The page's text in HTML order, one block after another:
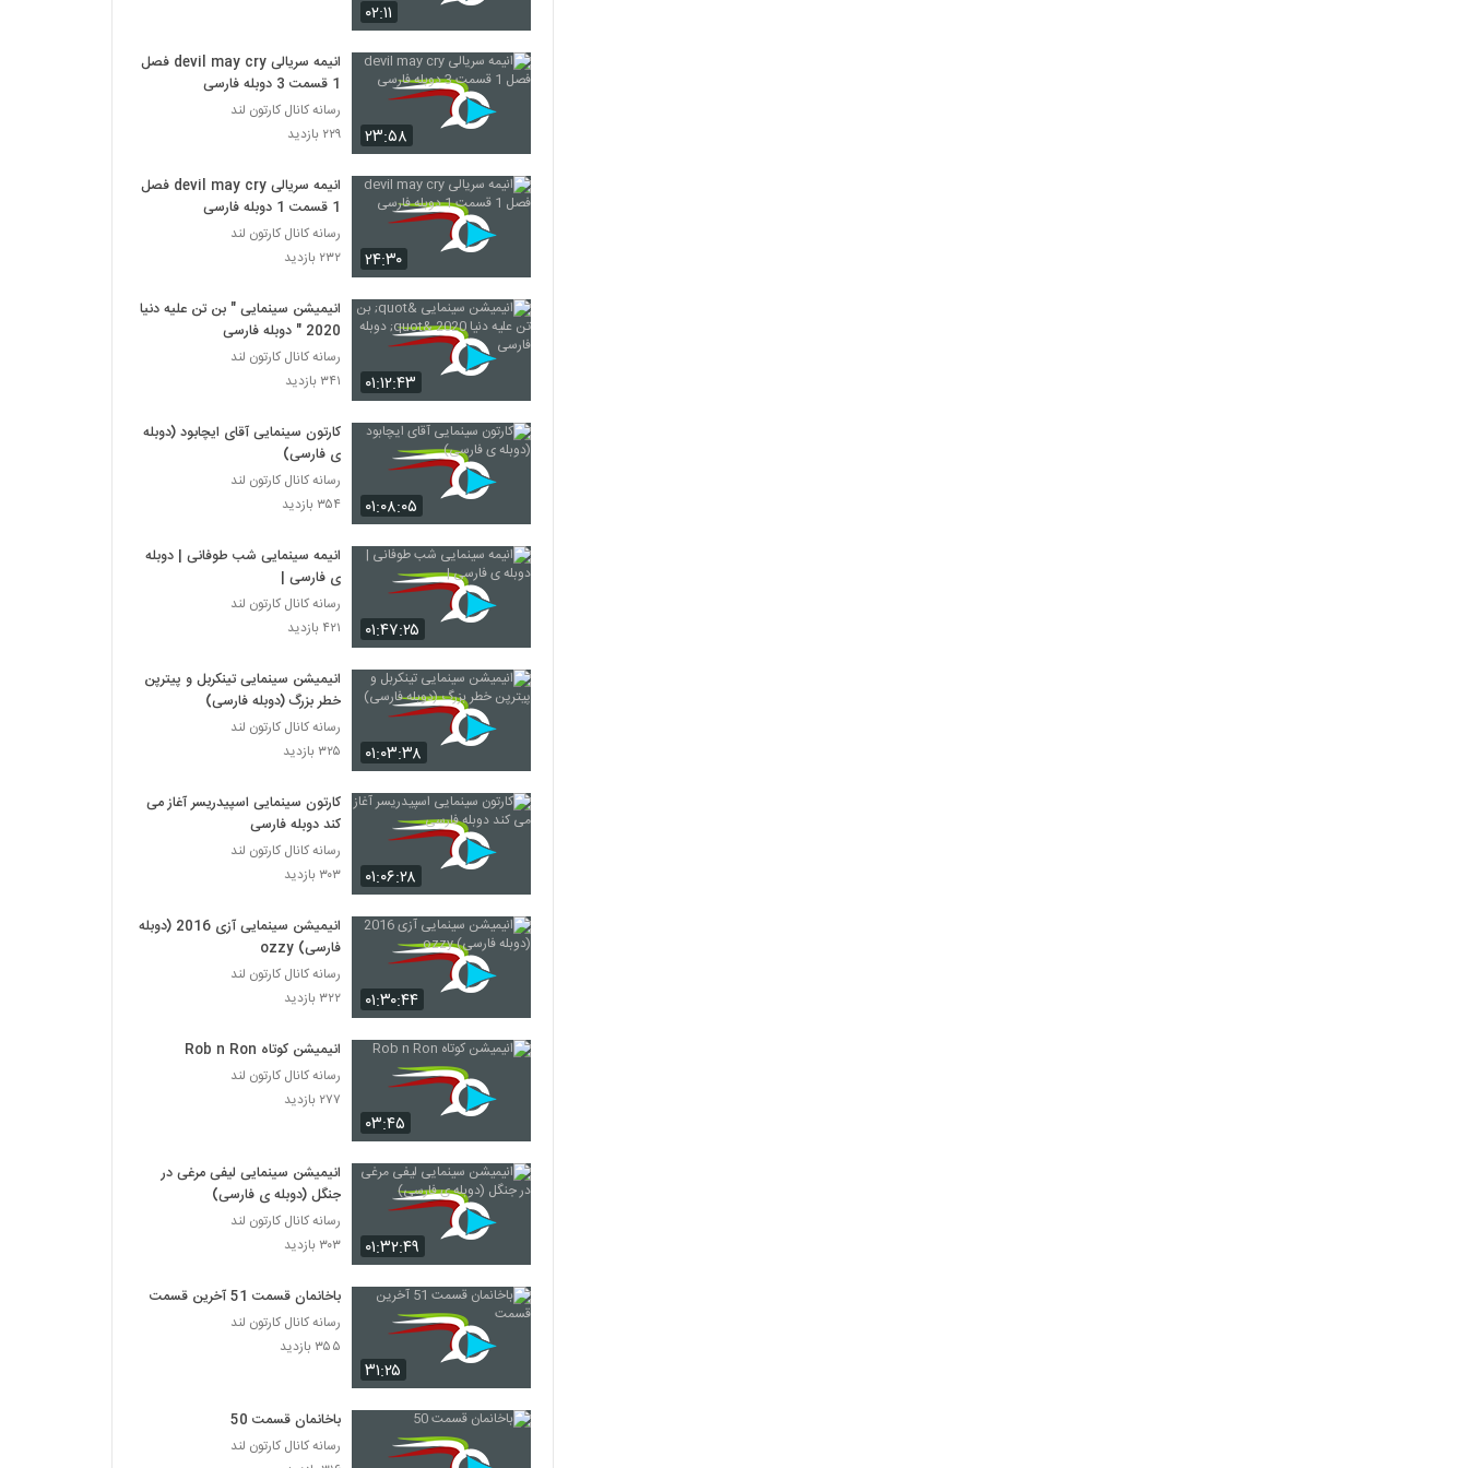
قسمت 20 پایانی
دانلود باب اسفنجی: هیولای دریا دوبله فارسی
SpongeBob: Sea Monster
۴۲۴ بازدید
دانلود انیمیشن باب اسفنجی: باب پاکیزه با دوبله
فارسی SpongeBob: Clean Bob
۴۷۲ بازدید
دانلود رایگان انیمیشن کوتاه زمانی برای بلوط
۲۴۵ بازدید
دانلود رایگان دوبله فارسی انیمیشن قهرمانی به
نام کوآلا The Outback 2012 BluRay
۲۷۲ بازدید
با کیفیت HD
SpongeBob: Nowhere is our City
۳۰۸ بازدید
دانلود رایگان دوبله فارسی انیمیشن باب اسفنجی
SpongeBob: Patrick-Man 2012
SpongeBob Movie: Sponge Out of
Water 2015
۷۳۱ بازدید
دانلود رایگان انیمیشن زیبای باب اسفنجی The
SpongeBob SquarePants Movie 2004
۲,۳۰۲ بازدید
گربه سگ قسمت ۱
۳۱۶ بازدید
گربه سگ قسمت ۲
۲۷۵ بازدید
گربه سگ قسمت ۳
گربه سگ قسمت ۴
۲۶۳ بازدید
گربه سگ قسمت ۵
گربه سگ قسمت ۶
۲۶۲ بازدید
گربه سگ قسمت ۷
۲۳۳ بازدید
۰۲:۱۱
۲۳:۵۸
انیمه سریالی devil may cry فصل
1 قسمت 3 دوبله فارسی
رسانه کانال کارتون لند
۲۲۹ بازدید
۲۴:۳۰
انیمه سریالی devil may cry فصل
1 قسمت 1 دوبله فارسی
رسانه کانال کارتون لند
۲۳۲ بازدید
۰۱:۱۲:۴۳
انیمیشن سینمایی " بن تن علیه دنیا
2020 " دوبله فارسی
رسانه کانال کارتون لند
۳۴۱ بازدید
۰۱:۰۸:۰۵
کارتون سینمایی آقای ایچابود (دوبله
ی فارسی)
رسانه کانال کارتون لند
۳۵۴ بازدید
۰۱:۴۷:۲۵
انیمه سینمایی شب طوفانی |‌ دوبله
ی فارسی |
رسانه کانال کارتون لند
۴۲۱ بازدید
۰۱:۰۳:۳۸
انیمیشن سینمایی تینکربل و پیترپن
خطر بزرگ (دوبله فارسی)
رسانه کانال کارتون لند
۳۲۵ بازدید
۰۱:۰۶:۲۸
کارتون سینمایی اسپیدریسر آغاز می
کند دوبله فارسی
رسانه کانال کارتون لند
۳۰۳ بازدید
۰۱:۳۰:۴۴
انیمیشن سینمایی آزی 2016 (دوبله
فارسی) ozzy
رسانه کانال کارتون لند
۳۲۲ بازدید
۰۳:۴۵
انیمیشن کوتاه Rob n Ron
رسانه کانال کارتون لند
۲۷۷ بازدید
۰۱:۳۲:۴۹
انیمیشن سینمایی لیفی مرغی در
جنگل (دوبله ی فارسی)
رسانه کانال کارتون لند
۳۰۳ بازدید
۳۱:۲۵
باخانمان قسمت 51 آخرین قسمت
رسانه کانال کارتون لند
۳۵۵ بازدید
باخانمان قسمت 50
رسانه کانال کارتون لند